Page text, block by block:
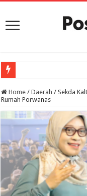
Home / Daerah / Sekda
Rumah Porwanas